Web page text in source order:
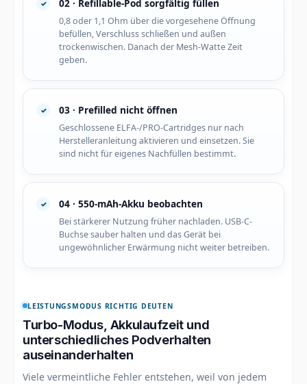
02 · Refillable-Pod sorgfältig füllen
0,8 oder 1,1 Ohm über die vorgesehene Öffnung
befüllen, Verschluss schließen und außen
trockenwischen. Danach der Mesh-Watte Zeit
geben.
03 · Prefilled nicht öffnen
Geschlossene ELFA-/PRO-Cartridges nur nach
Herstelleranleitung aktivieren und einsetzen. Sie
sind nicht für eigenes Nachfüllen bestimmt.
04 · 550-mAh-Akku beobachten
Bei stärkerer Nutzung früher nachladen. USB-C-
Buchse sauber halten und das Gerät bei
ungewöhnlicher Erwärmung nicht weiter betreiben.
LEISTUNGSMODUS RICHTIG DEUTEN
Turbo-Modus, Akkulaufzeit und
unterschiedliches Podverhalten
auseinanderhalten
Viele vermeintliche Fehler entstehen, weil von jedem